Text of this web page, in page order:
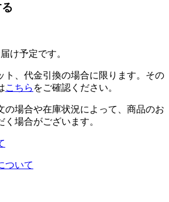
け予定です。
ト、代金引換の場合に限ります。その
こちら をご確認ください。
場合や在庫状況によって、商品のお
場合がございます。
ついて